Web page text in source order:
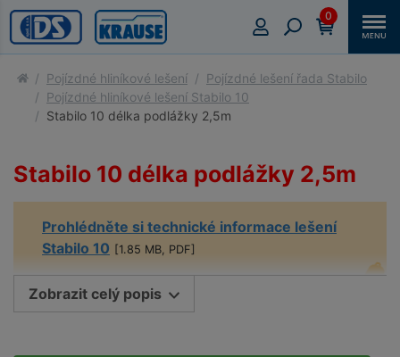
0
Pojízdné hliníkové lešení
Pojízdné lešení řada Stabilo
Pojízdné hliníkové lešení Stabilo 10
Stabilo 10 délka podlážky 2,5m
Stabilo 10 délka podlážky 2,5m
Prohlédněte si technické informace lešení
Stabilo 10 [1.85 MB, PDF]
Zobrazit celý popis